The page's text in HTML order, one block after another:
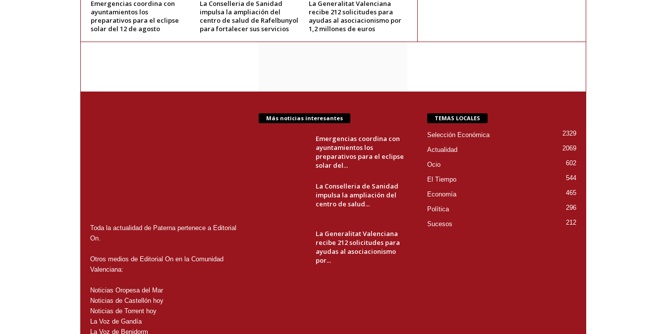
Emergencias coordina con
ayuntamientos los
preparativos para el eclipse
solar del 12 de agosto
La Conselleria de Sanidad
impulsa la ampliación del
centro de salud de Rafelbunyol
para fortalecer sus servicios
La Generalitat Valenciana
recibe 212 solicitudes para
ayudas al asociacionismo por
1,2 millones de euros
Toda la actualidad de Paterna pertenece a Editorial
On.
Otros medios de Editorial On en la Comunidad
Valenciana:
Noticias Oropesa del Mar
Noticias de Castellón hoy
Noticias de Torrent hoy
La Voz de Gandía
La Voz de Benidorm
Más noticias interesantes
Emergencias coordina con
ayuntamientos los
preparativos para el eclipse
solar del...
La Conselleria de Sanidad
impulsa la ampliación del
centro de salud...
La Generalitat Valenciana
recibe 212 solicitudes para
ayudas al asociacionismo
por...
TEMAS LOCALES
Selección Económica 2329
Actualidad 2069
Ocio 602
El Tiempo 544
Economía 465
Política 296
Sucesos 212